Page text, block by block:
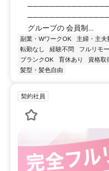
グループの 会員制...
副業・WワークOK 主婦・主夫
転勤なし
経験不問 フルリモ
ブランクOK
育休あり 資格取
髪型・髪色自由
契約社員